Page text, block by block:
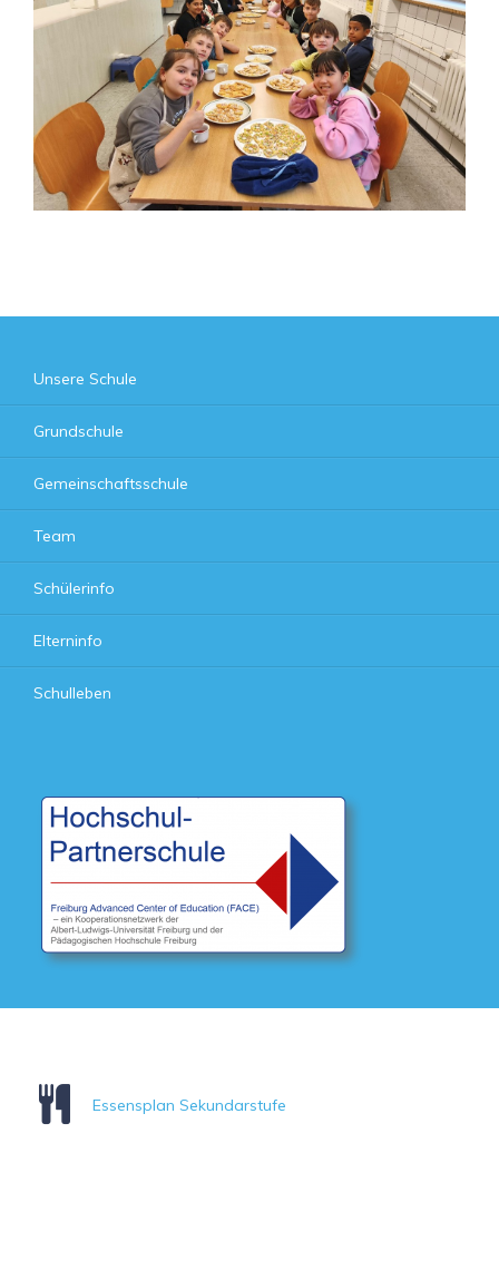
Unsere Schule
Grundschule
Gemeinschaftsschule
Team
Schülerinfo
Elterninfo
Schulleben
Essensplan Sekundarstufe